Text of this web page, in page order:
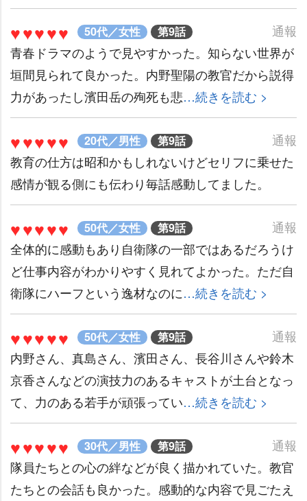
♥♥♥♥♥ 50代／女性 第9話
通報
青春ドラマのようで見やすかった。知らない世界が
垣間見られて良かった。内野聖陽の教官だから説得
力があったし濱田岳の殉死も悲…続きを読む >
♥♥♥♥♥ 20代／男性 第9話
通報
教育の仕方は昭和かもしれないけどセリフに乗せた
感情が観る側にも伝わり毎話感動してました。
♥♥♥♥♥ 50代／女性 第9話
通報
全体的に感動もあり自衛隊の一部ではあるだろうけ
ど仕事内容がわかりやすく見れてよかった。ただ自
衛隊にハーフという逸材なのに…続きを読む >
♥♥♥♥♥ 50代／女性 第9話
通報
内野さん、真島さん、濱田さん、長谷川さんや鈴木
京香さんなどの演技力のあるキャストが土台となっ
て、力のある若手が頑張ってい…続きを読む >
♥♥♥♥♥ 30代／男性 第9話
通報
隊員たちとの心の絆などが良く描かれていた。教官
たちとの会話も良かった。感動的な内容で見ごたえ